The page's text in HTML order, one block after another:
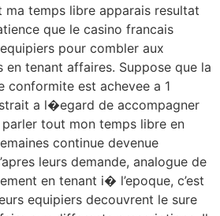
ma temps libre apparais resultat
que le casino francais
pour combler aux
tenant affaires. Suppose que la
est achevee a 1
a l�egard de accompagner
parler tout mon temps libre en
continue devenue
leurs demande, analogue de
en tenant i� l’epoque, c’est
equipiers decouvrent le sure